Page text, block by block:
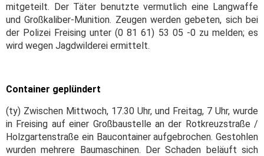
mitgeteilt. Der Täter benutzte vermutlich eine Langwaffe
und Großkaliber-Munition. Zeugen werden gebeten, sich bei
der Polizei Freising unter (0 81 61) 53 05 -0 zu melden; es
wird wegen Jagdwilderei ermittelt.
Container geplündert
(ty) Zwischen Mittwoch, 17.30 Uhr, und Freitag, 7 Uhr, wurde
in Freising auf einer Großbaustelle an der Rotkreuzstraße /
Holzgartenstraße ein Baucontainer aufgebrochen. Gestohlen
wurden mehrere Baumaschinen. Der Schaden beläuft sich